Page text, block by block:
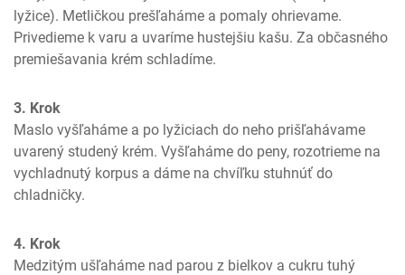
lyžice). Metličkou prešľaháme a pomaly ohrievame.
Privedieme k varu a uvaríme hustejšiu kašu. Za občasného
premiešavania krém schladíme.
3. Krok
Maslo vyšľaháme a po lyžiciach do neho prišľahávame
uvarený studený krém. Vyšľaháme do peny, rozotrieme na
vychladnutý korpus a dáme na chvíľku stuhnúť do
chladničky.
4. Krok
Medzitým ušľaháme nad parou z bielkov a cukru tuhý